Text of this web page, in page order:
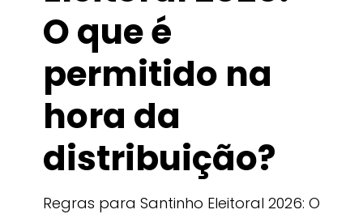
O que é
permitido na
hora da
distribuição?
Regras para Santinho Eleitoral 2026: O